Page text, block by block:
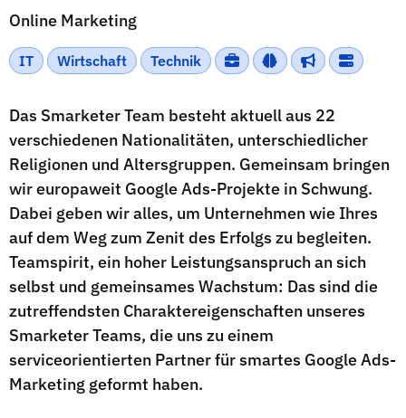
Online Marketing
IT Wirtschaft Technik
Das Smarketer Team besteht aktuell aus 22
verschiedenen Nationalitäten, unterschiedlicher
Religionen und Altersgruppen. Gemeinsam bringen
wir europaweit Google Ads-Projekte in Schwung.
Dabei geben wir alles, um Unternehmen wie Ihres
auf dem Weg zum Zenit des Erfolgs zu begleiten.
Teamspirit, ein hoher Leistungsanspruch an sich
selbst und gemeinsames Wachstum: Das sind die
zutreffendsten Charaktereigenschaften unseres
Smarketer Teams, die uns zu einem
serviceorientierten Partner für smartes Google Ads-
Marketing geformt haben.